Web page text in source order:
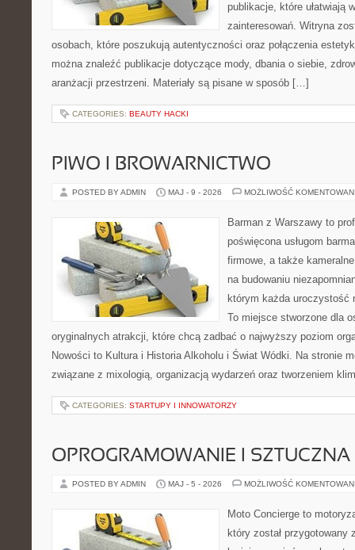
publikacje, które ułatwiają
zainteresowań. Witryna
osobach, które poszukują autentyczności oraz połączenia
można znaleźć publikacje dotyczące mody, dbania o siebie,
aranżacji przestrzeni. Materiały są pisane w sposób […]
CATEGORIES: BEAUTY HACKI
PIWO I BROWARNICTWO
POSTED BY ADMIN MAJ - 9 - 2026 MOŻLIWOŚĆ
Barman z Warszawy to
poświęcona usługom
firmowe, a także
na budowaniu
którym każda uroczystość
To miejsce stworzone dla
oryginalnych atrakcji, które chcą zadbać o najwyższy poziom
Nowości to Kultura i Historia Alkoholu i Świat Wódki. Na stronie
związane z mixologią, organizacją wydarzeń oraz tworzeniem
CATEGORIES: STARTUPY I INNOWATORZY
OPROGRAMOWANIE I SZTUCZNA
POSTED BY ADMIN MAJ - 5 - 2026 MOŻLIWOŚĆ
Moto Concierge to
który został